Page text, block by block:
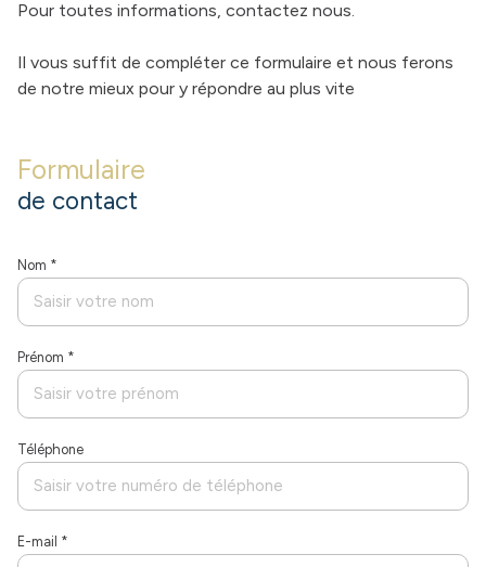
Pour toutes informations, contactez nous.
Il vous suffit de compléter ce formulaire et nous ferons
de notre mieux pour y répondre au plus vite
Formulaire
de contact
Nom *
Prénom *
Téléphone
E-mail *